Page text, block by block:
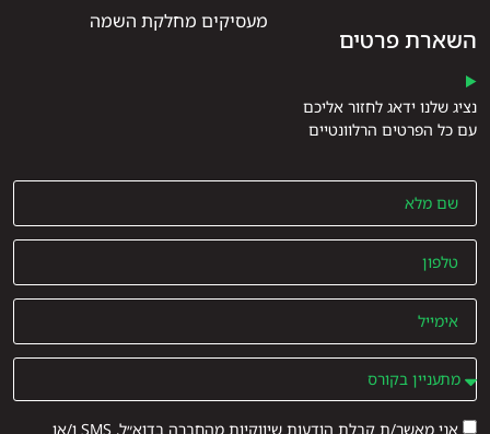
מעסיקים מחלקת השמה
השארת פרטים
נציג שלנו ידאג לחזור אליכם
עם כל הפרטים הרלוונטיים
אני מאשר/ת קבלת הודעות שיווקיות מהחברה בדוא״ל, SMS ו/או